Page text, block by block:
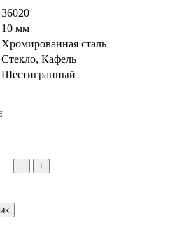
36020
10 мм
Хромированная сталь
Стекло, Кафель
Шестигранный
− +